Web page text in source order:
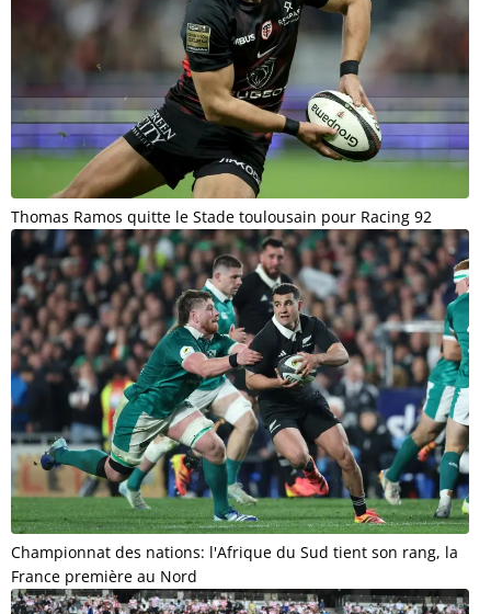
Thomas Ramos quitte le Stade toulousain pour Racing 92
Championnat des nations: l'Afrique du Sud tient son rang, la
France première au Nord